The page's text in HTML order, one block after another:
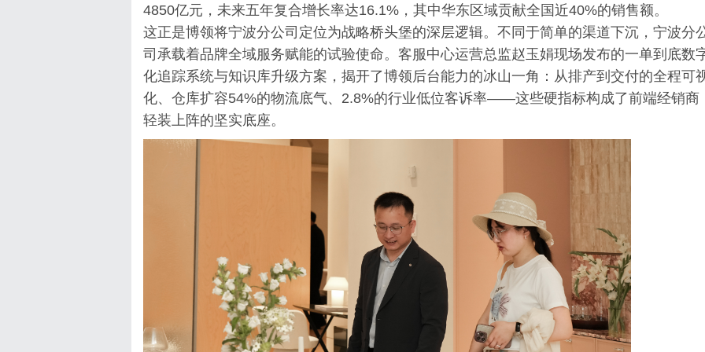
4850亿元，未来五年复合增长率达16.1%，其中华东区域贡献全国近40%的销售额。
这正是博领将宁波分公司定位为战略桥头堡的深层逻辑。不同于简单的渠道下沉，宁波分
司承载着品牌全域服务赋能的试验使命。客服中心运营总监赵玉娟现场发布的一单到底数
化追踪系统与知识库升级方案，揭开了博领后台能力的冰山一角：从排产到交付的全程可
化、仓库扩容54%的物流底气、2.8%的行业低位客诉率——这些硬指标构成了前端经销商
轻装上阵的坚实底座。